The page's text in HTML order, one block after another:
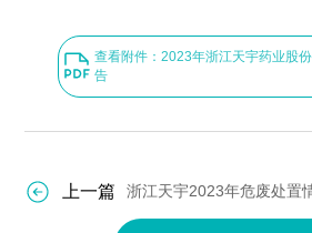
查看附件：2023年浙江天宇药业股
告
上一篇 浙江天宇2023年危废处置